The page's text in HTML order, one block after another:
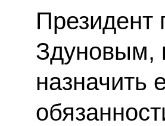
Президент
Здуновым,
назначить